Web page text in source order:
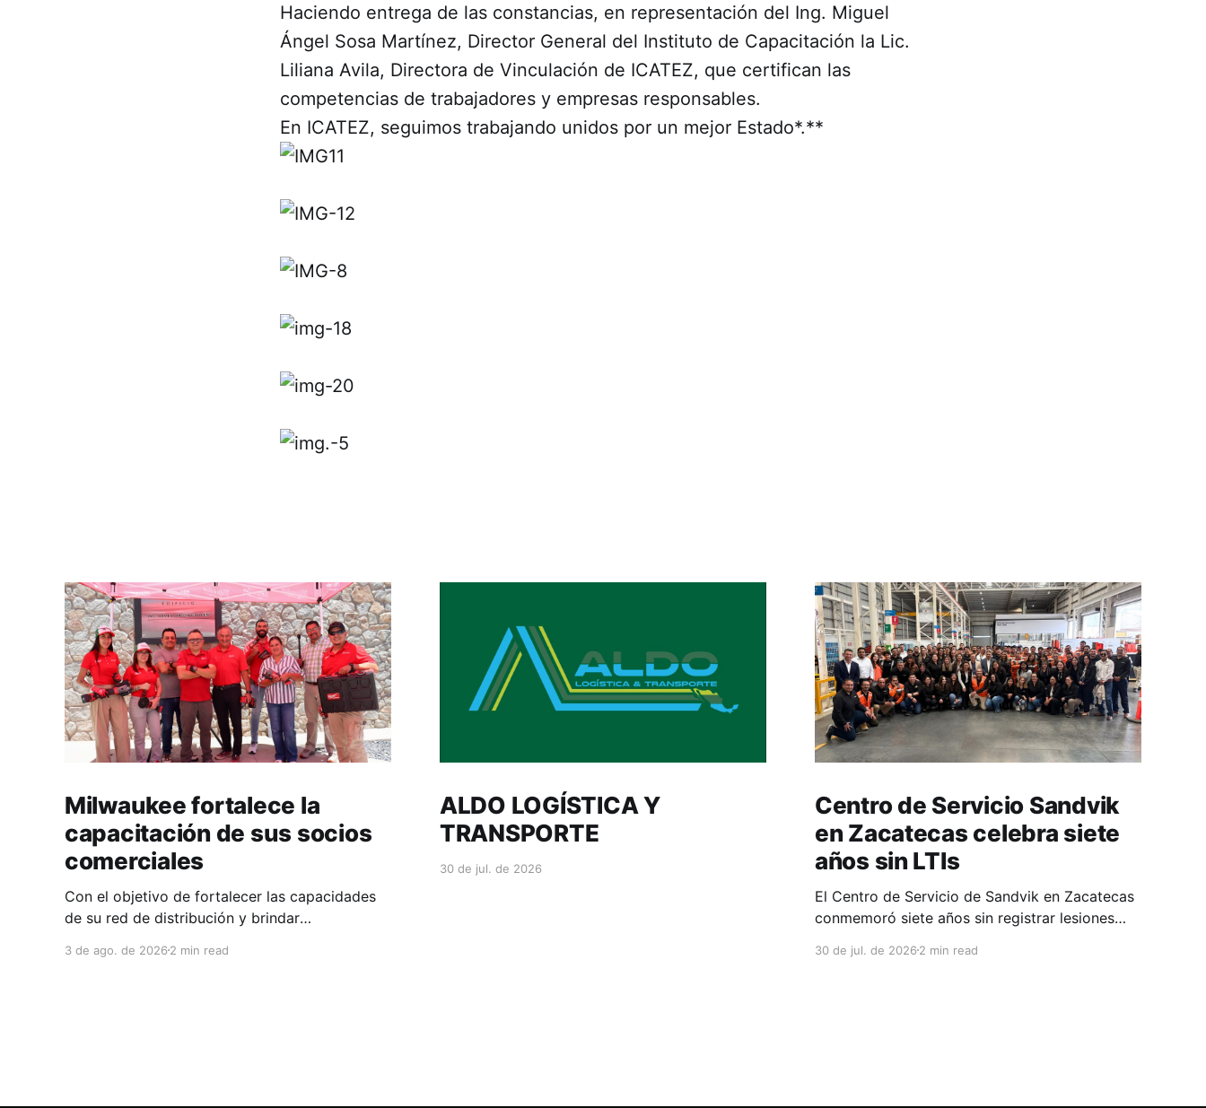
Haciendo entrega de las constancias, en representación del Ing. Miguel
Ángel Sosa Martínez, Director General del Instituto de Capacitación la Lic.
Liliana Avila, Directora de Vinculación de ICATEZ, que certifican las
competencias de trabajadores y empresas responsables.
En ICATEZ, seguimos trabajando unidos por un mejor Estado*.**
Milwaukee fortalece la
capacitación de sus socios
comerciales
Con el objetivo de fortalecer las capacidades
de su red de distribución y brindar
desempeño comercial y técnico, Milwaukee
3 de ago. de 2026 2 min read
ALDO LOGÍSTICA Y
TRANSPORTE
30 de jul. de 2026
Centro de Servicio Sandvik
en Zacatecas celebra siete
años sin LTIs
El Centro de Servicio de Sandvik en Zacatecas
conmemoró siete años sin registrar lesiones
la consolidación de una cultura de seguridad
30 de jul. de 20262 min read